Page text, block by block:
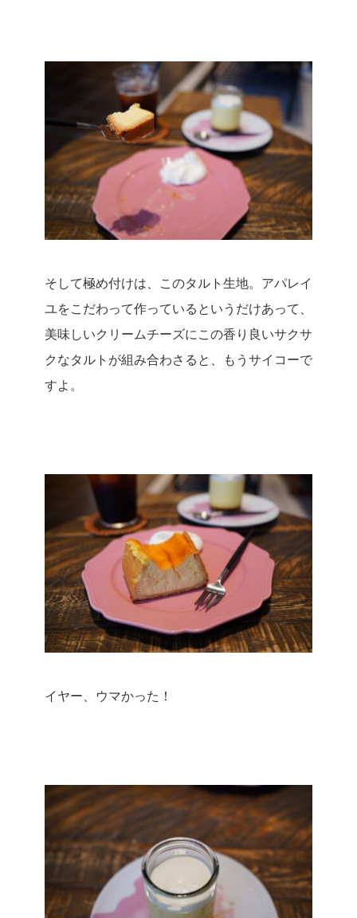
そして極め付けは、このタルト生地。 アパレイ
ユをこだわって作っているというだけあって、
美味しいクリームチーズにこの香り良いサクサ
クなタルトが組み合わさると、もうサイコーで
すよ。
イヤー、ウマかった！